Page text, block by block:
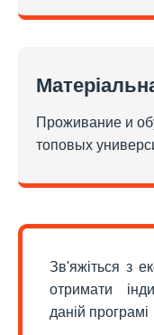
Проживание и
топовых
Зв'яжіться з
отримати
даній програмі